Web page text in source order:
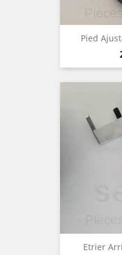
Pied
Etrier